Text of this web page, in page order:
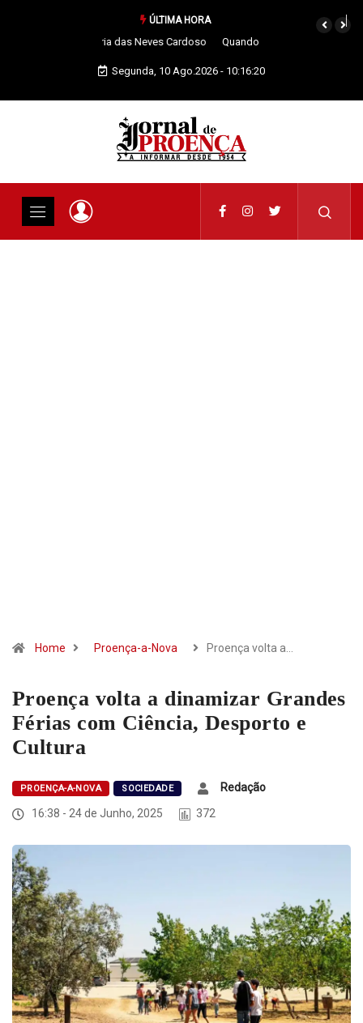
ÚLTIMA HORA
Quando os nossos animais morrem merecem dignidade
Segunda, 10 Ago.2026 - 10:16:21
Home Proença-a-Nova Proença volta a…
Proença volta a dinamizar Grandes
Férias com Ciência, Desporto e
Cultura
PROENÇA-A-NOVA SOCIEDADE
Redação
16:38 - 24 de Junho, 2025
372